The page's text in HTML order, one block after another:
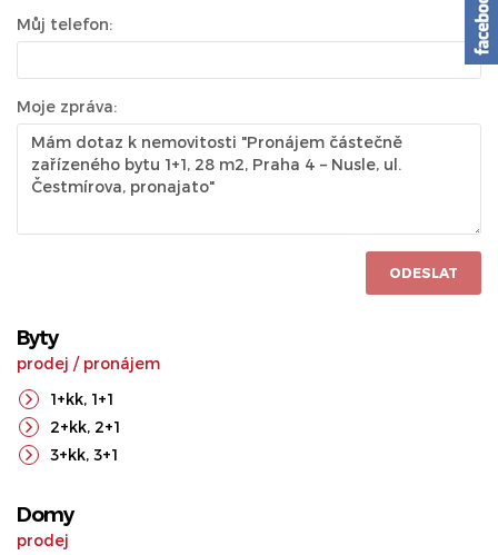
Můj telefon:
Moje zpráva:
ODESLAT
Byty
prodej / pronájem
1+kk, 1+1
2+kk, 2+1
3+kk, 3+1
Domy
prodej